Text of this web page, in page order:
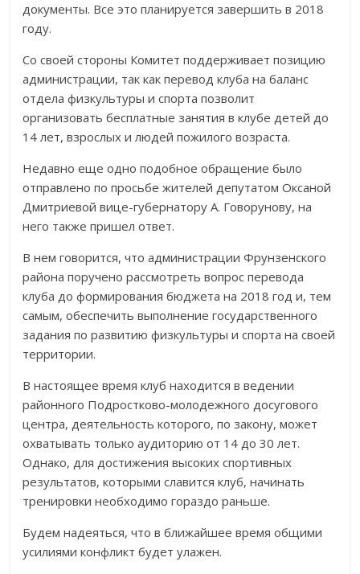
документы. Все это планируется завершить в 2018
году.
Со своей стороны Комитет поддерживает позицию
администрации, так как перевод клуба на баланс
отдела физкультуры и спорта позволит
организовать бесплатные занятия в клубе детей до
14 лет, взрослых и людей пожилого возраста.
Недавно еще одно подобное обращение было
отправлено по просьбе жителей депутатом Оксаной
Дмитриевой вице-губернатору А. Говорунову, на
него также пришел ответ.
В нем говорится, что администрации Фрунзенского
района поручено рассмотреть вопрос перевода
клуба до формирования бюджета на 2018 год и, тем
самым, обеспечить выполнение государственного
задания по развитию физкультуры и спорта на своей
территории.
В настоящее время клуб находится в ведении
районного Подростково-молодежного досугового
центра, деятельность которого, по закону, может
охватывать только аудиторию от 14 до 30 лет.
Однако, для достижения высоких спортивных
результатов, которыми славится клуб, начинать
тренировки необходимо гораздо раньше.
Будем надеяться, что в ближайшее время общими
усилиями конфликт будет улажен.